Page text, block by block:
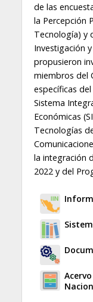
de las
la Percepción
Tecnología) y
Investigación
propusieron
miembros del
específicas del
Sistema
Económicas
Tecnologías
la integración
2022 y del